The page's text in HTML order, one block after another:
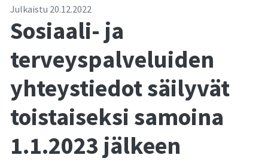
Julkaistu 20.12.2022
Sosiaali- ja
terveyspalveluiden
yhteystiedot säilyvät
toistaiseksi samoina
1.1.2023 jälkeen